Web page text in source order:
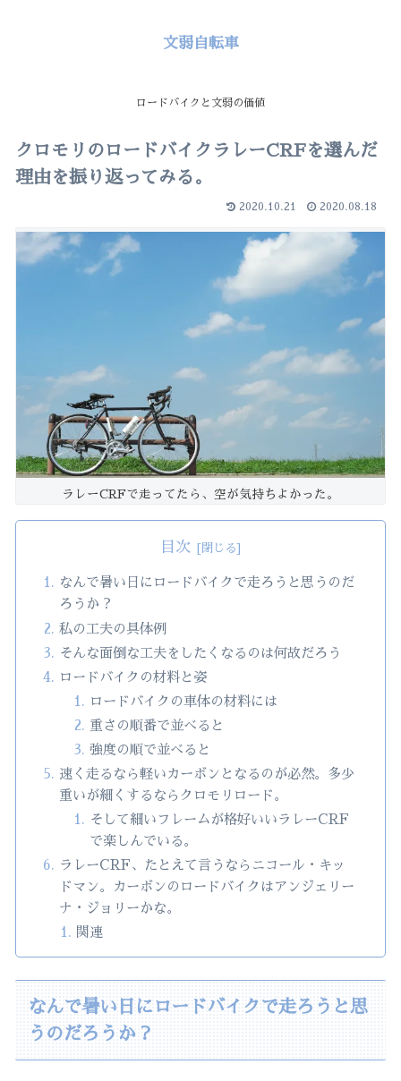
文弱自転車
ロードバイクと文弱の価値
クロモリのロードバイクラレーCRFを選んだ
理由を振り返ってみる。
2020.10.21 2020.08.18
ラレーCRFで走ってたら、空が気持ちよかった。
目次
なんで暑い日にロードバイクで走ろうと思うのだ
ろうか？
私の工夫の具体例
そんな面倒な工夫をしたくなるのは何故だろう
ロードバイクの材料と姿
ロードバイクの車体の材料には
重さの順番で並べると
強度の順で並べると
速く走るなら軽いカーボンとなるのが必然。多少
重いが細くするならクロモリロード。
そして細いフレームが格好いいラレーCRF
で楽しんでいる。
ラレーCRF、たとえて言うならニコール・キッ
ドマン。カーボンのロードバイクはアンジェリー
ナ・ジョリーかな。
関連
なんで暑い日にロードバイクで走ろうと思
うのだろうか？